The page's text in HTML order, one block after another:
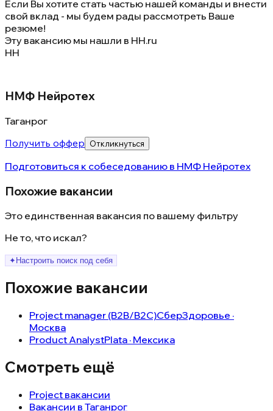
Если Вы хотите стать частью нашей команды и внести
свой вклад - мы будем рады рассмотреть Ваше
резюме!
Эту вакансию мы нашли в HH.ru
НН
НМФ Нейротех
Таганрог
Получить оффер
Откликнуться
Подготовиться к собеседованию в НМФ Нейротех
Похожие вакансии
Это единственная вакансия по вашему фильтру
Не то, что искал?
✦ Настроить поиск под себя
Похожие вакансии
Project manager (B2B/B2C)СберЗдоровье ·
Москва
Product AnalystPlata · Мексика
Смотреть ещё
Project вакансии
Вакансии в Таганрог